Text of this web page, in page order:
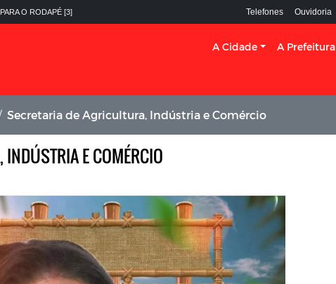
O RODAPÉ [3] Telefones Ouvidoria
A Cidade A Prefeitura
Secretaria de Agricultura, Indústria e Comércio
INDÚSTRIA E COMÉRCIO